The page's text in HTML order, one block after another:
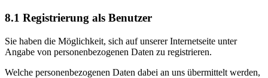
8.1 Registrierung als Benutzer
Sie haben die Möglichkeit, sich auf unserer Internetseite unter
Angabe von personenbezogenen Daten zu registrieren.
Welche personenbezogenen Daten dabei an uns übermittelt werden,